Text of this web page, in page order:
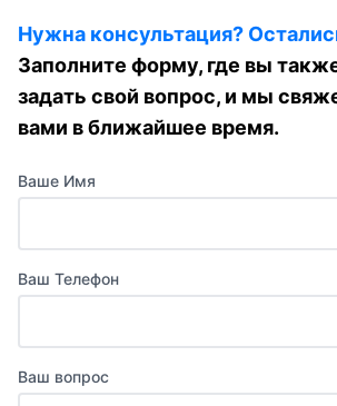
Нужна консультация?
Заполните форму, где вы
задать свой вопрос, и мы
вами в ближайшее время.
Ваше Имя
Ваш Телефон
Ваш вопрос